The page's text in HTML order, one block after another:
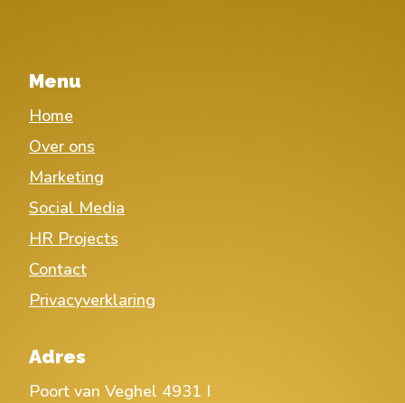
Menu
Home
Over ons
Marketing
Social Media
HR Projects
Contact
Privacyverklaring
Adres
Poort van Veghel 4931 I